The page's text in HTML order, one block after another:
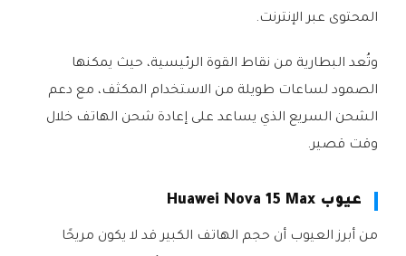
المحتوى عبر الإنترنت.
وتُعد البطارية من نقاط القوة الرئيسية، حيث يمكنها
الصمود لساعات طويلة من الاستخدام المكثف، مع دعم
الشحن السريع الذي يساعد على إعادة شحن الهاتف خلال
وقت قصير.
عيوب Huawei Nova 15 Max
من أبرز العيوب أن حجم الهاتف الكبير قد لا يكون مريحًا